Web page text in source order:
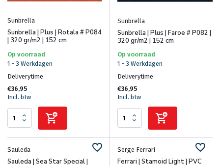
Sunbrella
Sunbrella | Plus | Rotala # P084
| 320 gr/m2 | 152 cm
Op voorraad
1 - 3 Werkdagen
Deliverytime
€36,95
Incl. btw
Sunbrella
Sunbrella | Plus | Faroe # P082 |
320 gr/m2 | 152 cm
Op voorraad
1 - 3 Werkdagen
Deliverytime
€36,95
Incl. btw
Sauleda
Sauleda | Sea Star Special |
Serge Ferrari
Ferrari | Stamoid Light | PVC